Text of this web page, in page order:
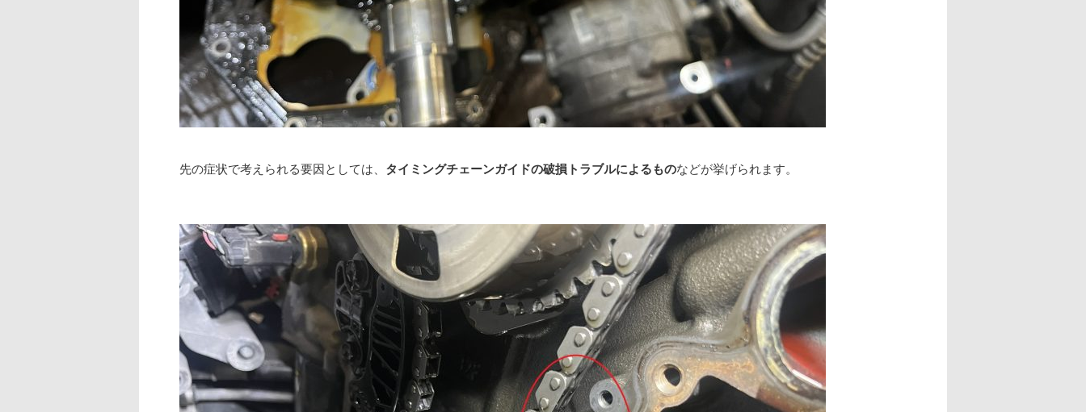
先の症状で考えられる要因としては、 タイミングチェーンガイドの破損トラブルによるものなどが挙げられます。